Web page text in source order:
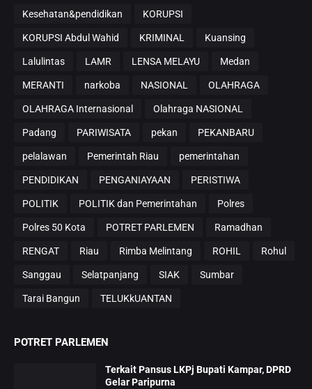
Kesehatan&pendidikan KORUPSI
KORUPSI Abdul Wahid KRIMINAL Kuansing
Lalulintas LAMR LENSA MELAYU Medan
MERANTI narkoba NASIONAL OLAHRAGA
OLAHRAGA Internasional Olahraga NASIONAL
Padang PARIWISATA pekan PEKANBARU
pelalawan Pemerintah Riau pemerintahan
PENDIDIKAN PENGANIAYAAN PERISTIWA
POLITIK POLITIK dan Pemerintahan Polres
Polres 50 Kota POTRET PARLEMEN Ramadhan
RENGAT Riau Rimba Melintang ROHIL Rohul
Sanggau Selatpanjang SIAK Sumbar
Tarai Bangun TELUKkUANTAN
POTRET PARLEMEN
Terkait Pansus LKPj Bupati Kampar, DPRD
Gelar Paripurna